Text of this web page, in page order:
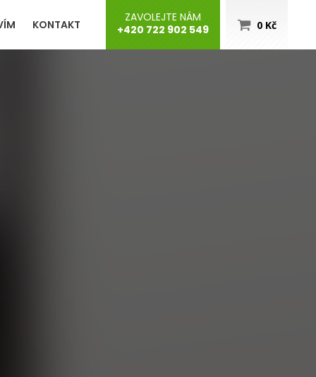
KONTAKT
ZAVOLEJTE NÁM
+420 722 902 549
0 Kč